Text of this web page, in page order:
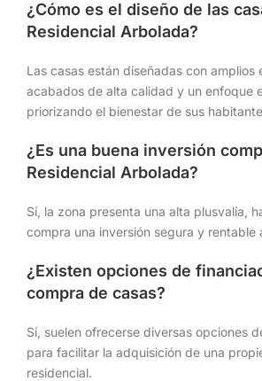
¿Cómo es el diseño de las
Residencial Arbolada?
Las casas están diseñadas con amplios
acabados de alta calidad y un enfoque
priorizando el bienestar de sus
¿Es una buena inversión
Residencial Arbolada?
Sí, la zona presenta una alta plusvalía,
compra una inversión segura y rentable
¿Existen opciones de
compra de casas?
Sí, suelen ofrecerse diversas opciones
para facilitar la adquisición de una
residencial.